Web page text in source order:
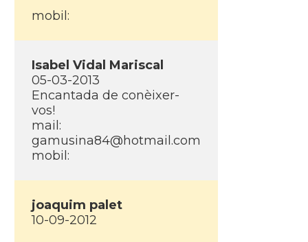
mobil:
Isabel Vidal Mariscal
05-03-2013
Encantada de conèixer-
vos!
mail:
gamusina84@hotmail.com
mobil:
joaquim palet
10-09-2012